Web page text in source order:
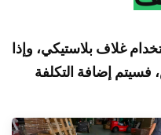
غلاف بلاستيكي، وإذا